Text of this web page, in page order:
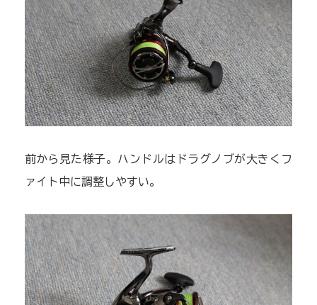
前から見た様子。ハンドルはドラグノブが大きくフ
ァイト中に調整しやすい。